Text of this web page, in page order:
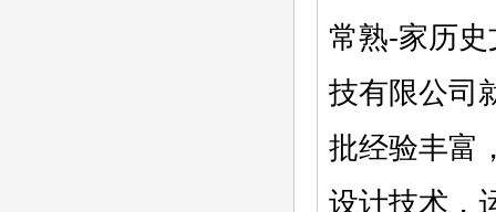
常熟-家历
技有限公司
批经验丰富
设计技术，